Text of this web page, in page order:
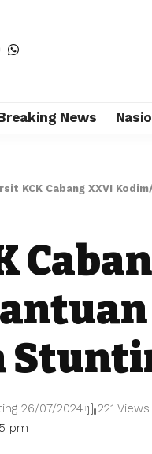
News
KCK Cabang XXVI
pm
26/07/2024 221 Views